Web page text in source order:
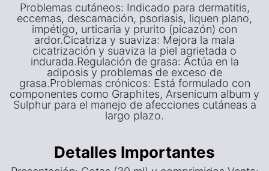
Problemas cutáneos: Indicado para dermatitis,
eccemas, descamación, psoriasis, liquen plano,
impétigo, urticaria y prurito (picazón) con
ardor.Cicatriza y suaviza: Mejora la mala
cicatrización y suaviza la piel agrietada o
indurada.Regulación de grasa: Actúa en la
adiposis y problemas de exceso de
grasa.Problemas crónicos: Está formulado con
componentes como Graphites, Arsenicum album y
Sulphur para el manejo de afecciones cutáneas a
largo plazo.
Detalles Importantes